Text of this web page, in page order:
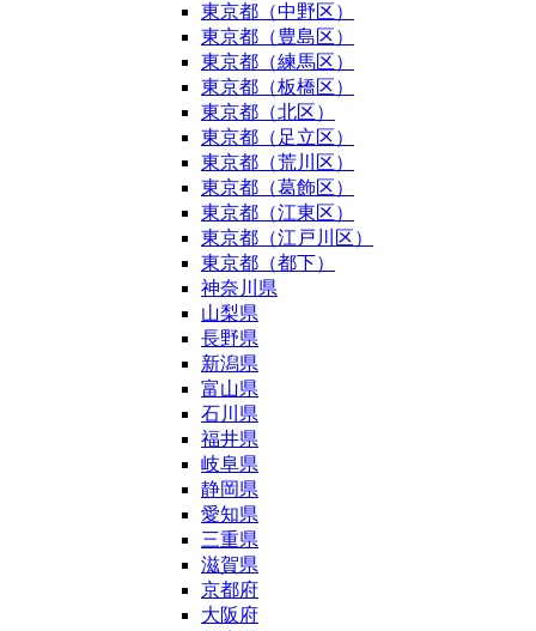
東京都（中野区）
東京都（豊島区）
東京都（練馬区）
東京都（板橋区）
東京都（北区）
東京都（足立区）
東京都（荒川区）
東京都（葛飾区）
東京都（江東区）
東京都（江戸川区）
東京都（都下）
神奈川県
山梨県
長野県
新潟県
富山県
石川県
福井県
岐阜県
静岡県
愛知県
三重県
滋賀県
京都府
大阪府